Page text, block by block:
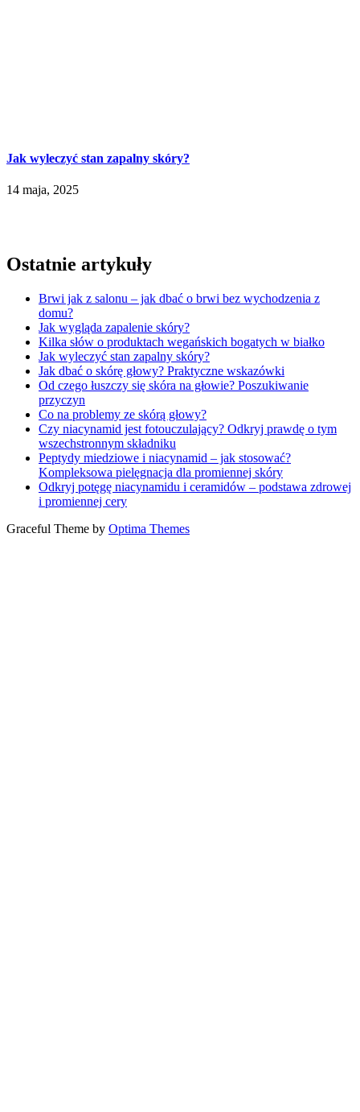
Jak wyleczyć stan zapalny skóry?
14 maja, 2025
Ostatnie artykuły
Brwi jak z salonu – jak dbać o brwi bez wychodzenia z
domu?
Jak wygląda zapalenie skóry?
Kilka słów o produktach wegańskich bogatych w białko
Jak wyleczyć stan zapalny skóry?
Jak dbać o skórę głowy? Praktyczne wskazówki
Od czego łuszczy się skóra na głowie? Poszukiwanie
przyczyn
Co na problemy ze skórą głowy?
Czy niacynamid jest fotouczulający? Odkryj prawdę o tym
wszechstronnym składniku
Peptydy miedziowe i niacynamid – jak stosować?
Kompleksowa pielęgnacja dla promiennej skóry
Odkryj potęgę niacynamidu i ceramidów – podstawa zdrowej
i promiennej cery
Graceful Theme by Optima Themes